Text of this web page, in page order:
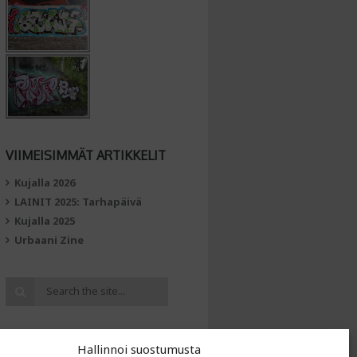
Hallinnoi suostumusta
VIIMEISIMMÄT ARTIKKELIT
Kujalla 2026
LAINIT 2025: Tarhapäivä
Kujalla 2025
Urbaani Zine